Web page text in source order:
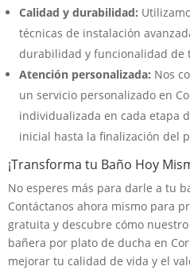
Calidad y durabilidad:
técnicas de instalación
durabilidad y funcionalidad de
Atención personalizada: Nos
un servicio personalizado en
individualizada en cada etapa
inicial hasta la finalización del
¡Transforma tu Baño Hoy
No esperes más para darle a tu
Contáctanos ahora mismo para
gratuita y descubre cómo
bañera por plato de ducha en
mejorar tu calidad de vida y el